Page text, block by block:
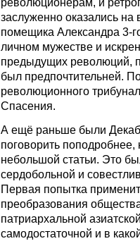
заслуженно оказались на
помещика Александра 3-
личном мужестве и
предыдущих революций,
был предпочтительней.
революционного
Спасения.
А ещё раньше были
поговорить
небольшой статьи. Это
сердобольной и
Первая попытка
преобразования
патриархальной
самодостаточной и в